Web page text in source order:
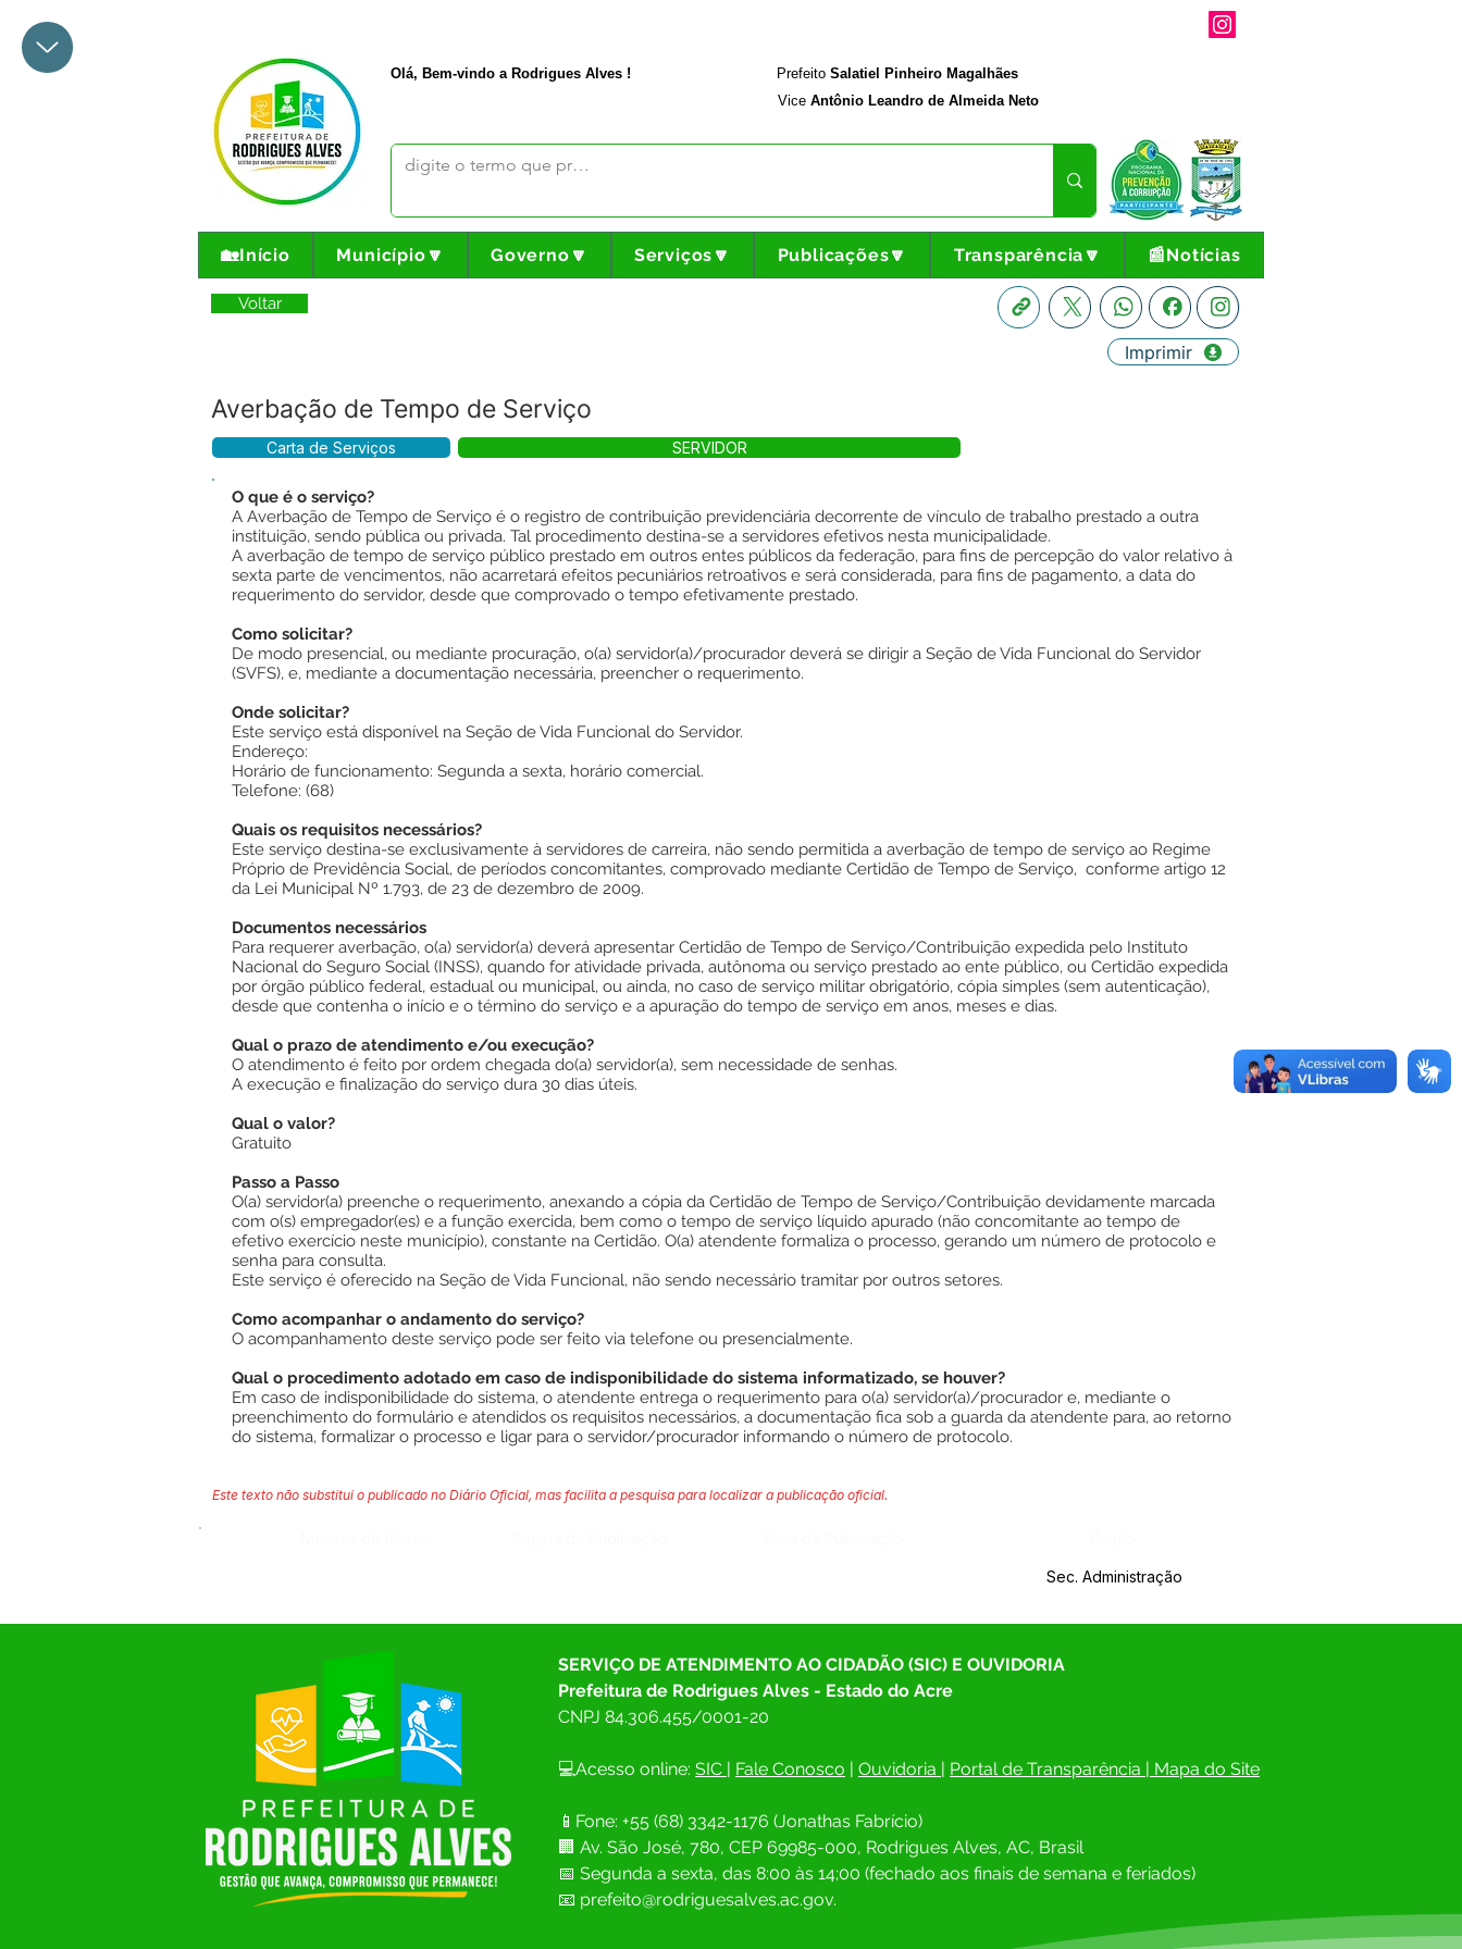
Olá, Bem-vindo a Rodrigues Alves ! Prefeito Salatiel Pinheiro Magalhães
Vice Antônio Leandro de Almeida Neto
🏡Início Município🔽 Governo🔽 Serviços🔽 Publicações🔽 Transparência🔽 📰Notícias
Voltar
Averbação de Tempo de Serviço
Imprimir
Carta de Serviços SERVIDOR
O que é o serviço?
A Averbação de Tempo de Serviço é o registro de contribuição previdenciária decorrente de vínculo de trabalho prestado a outra
instituição, sendo pública ou privada. Tal procedimento destina-se a servidores efetivos nesta municipalidade.
A averbação de tempo de serviço público prestado em outros entes públicos da federação, para fins de percepção do valor relativo à
sexta parte de vencimentos, não acarretará efeitos pecuniários retroativos e será considerada, para fins de pagamento, a data do
requerimento do servidor, desde que comprovado o tempo efetivamente prestado.
Como solicitar?
De modo presencial, ou mediante procuração, o(a) servidor(a)/procurador deverá se dirigir a Seção de Vida Funcional do Servidor
(SVFS), e, mediante a documentação necessária, preencher o requerimento.
Onde solicitar?
Este serviço está disponível na Seção de Vida Funcional do Servidor.
Endereço:
Horário de funcionamento: Segunda a sexta, horário comercial.
Telefone: (68)
Quais os requisitos necessários?
Este serviço destina-se exclusivamente à servidores de carreira, não sendo permitida a averbação de tempo de serviço ao Regime
Próprio de Previdência Social, de períodos concomitantes, comprovado mediante Certidão de Tempo de Serviço, conforme artigo 12
da Lei Municipal Nº 1.793, de 23 de dezembro de 2009.
Documentos necessários
Para requerer averbação, o(a) servidor(a) deverá apresentar Certidão de Tempo de Serviço/Contribuição expedida pelo Instituto
Nacional do Seguro Social (INSS), quando for atividade privada, autônoma ou serviço prestado ao ente público, ou Certidão expedida
por órgão público federal, estadual ou municipal, ou ainda, no caso de serviço militar obrigatório, cópia simples (sem autenticação),
desde que contenha o início e o término do serviço e a apuração do tempo de serviço em anos, meses e dias.
Qual o prazo de atendimento e/ou execução?
O atendimento é feito por ordem chegada do(a) servidor(a), sem necessidade de senhas.
A execução e finalização do serviço dura 30 dias úteis.
Qual o valor?
Gratuito
Passo a Passo
O(a) servidor(a) preenche o requerimento, anexando a cópia da Certidão de Tempo de Serviço/Contribuição devidamente marcada
com o(s) empregador(es) e a função exercida, bem como o tempo de serviço líquido apurado (não concomitante ao tempo de
efetivo exercício neste município), constante na Certidão. O(a) atendente formaliza o processo, gerando um número de protocolo e
senha para consulta.
Este serviço é oferecido na Seção de Vida Funcional, não sendo necessário tramitar por outros setores.
Como acompanhar o andamento do serviço?
O acompanhamento deste serviço pode ser feito via telefone ou presencialmente.
Qual o procedimento adotado em caso de indisponibilidade do sistema informatizado, se houver?
Em caso de indisponibilidade do sistema, o atendente entrega o requerimento para o(a) servidor(a)/procurador e, mediante o
preenchimento do formulário e atendidos os requisitos necessários, a documentação fica sob a guarda da atendente para, ao retorno
do sistema, formalizar o processo e ligar para o servidor/procurador informando o número de protocolo.
Este texto não substitui o publicado no Diário Oficial, mas facilita a pesquisa para localizar a publicação oficial.
Sec. Administração
SERVIÇO DE ATENDIMENTO AO CIDADÃO (SIC) E OUVIDORIA
Prefeitura de Rodrigues Alves - Estado do Acre
CNPJ 84.306.455/0001-20
💻Acesso online: SIC | Fale Conosco | Ouvidoria | Portal de Transparência | Mapa do Site
📱Fone: +55 (68) 3342-1176 (Jonathas Fabrício)
🏢 Av. São José, 780, CEP 69985-000, Rodrigues Alves, AC, Brasil
📅 Segunda a sexta, das 8:00 às 14;00 (fechado aos finais de semana e feriados)
📧 prefeito@rodriguesalves.ac.gov.